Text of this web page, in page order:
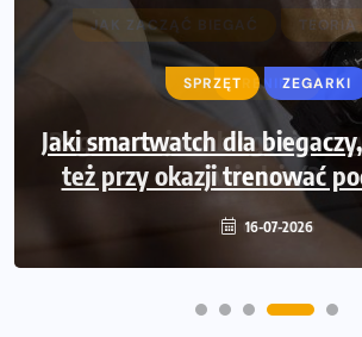
SPRZĘT ZEGARKI
Jaki smartwatch dla
też przy okazji trenować
16-07-2026